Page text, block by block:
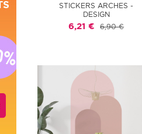
STICKERS ARCHES -
DESIGN
6,21 € 6,90 €